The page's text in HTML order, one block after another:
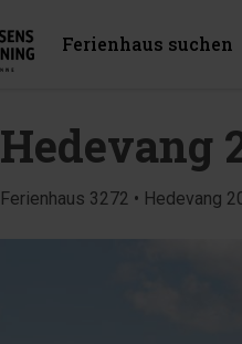
Ferienhaus suchen
Hedevang
Ferienhaus 3272 • Hedevang